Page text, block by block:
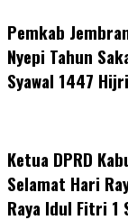
Pemkab
Nyepi Tahun
Syawal 1447
Ketua DPRD
Selamat Hari
Raya Idul Fitri 1